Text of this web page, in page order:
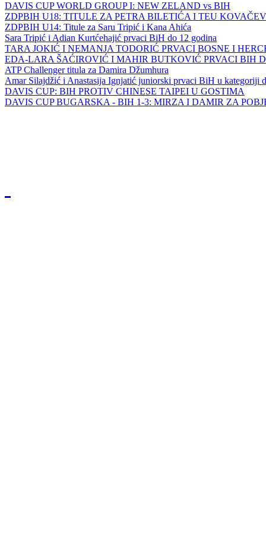
DAVIS CUP WORLD GROUP I: NEW ZELAND vs BIH
ZDPBIH U18: TITULE ZA PETRA BILETIĆA I TEU
ZDPBIH U14: Titule za Saru Tripić i Kana Ahića
Sara Tripić i Adian Kurtćehajić prvaci BiH do 12 godina
TARA JOKIĆ I NEMANJA TODORIĆ PRVACI BOSNE I
EDA-LARA ŠAĆIROVIĆ I MAHIR BUTKOVIĆ PRVACI BIH
ATP Challenger titula za Damira Džumhura
Amar Silajdžić i Anastasija Ignjatić juniorski prvaci BiH u kategoriji
DAVIS CUP: BIH PROTIV CHINESE TAIPEI U GOSTIMA
DAVIS CUP BUGARSKA - BIH 1-3: MIRZA I DAMIR ZA